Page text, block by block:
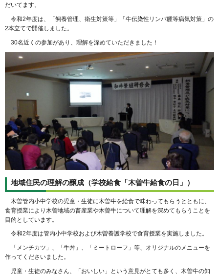
だいてます。
令和2年度は、「飼養管理、衛生対策等」「牛伝染性リンパ腫等病気対策」の
2本立てで開催しました。
30名近くの参加があり、理解を深めていただきました！
地域住民の理解の醸成（学校給食「木曽牛給食の日」）
木曽管内小中学校の児童・生徒に木曽牛を給食で味わってもらうとともに、
食育授業により木曽地域の畜産業や木曽牛について理解を深めてもらうことを
目的としています。
令和2年度は管内小中学校および木曽養護学校で食育授業を実施しました。
「メンチカツ」、「牛丼」、「ミートローフ」等、オリジナルのメニューを
作ってくださいました。
児童・生徒のみなさん、「おいしい」という意見がとても多く、木曽牛の知